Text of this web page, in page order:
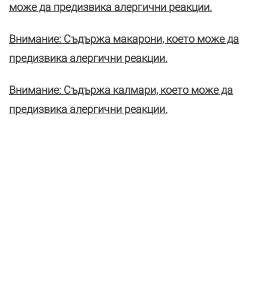
може да предизвика алергични реакции.
Внимание: Съдържа макарони, което може да
предизвика алергични реакции.
Внимание: Съдържа калмари, което може да
предизвика алергични реакции.